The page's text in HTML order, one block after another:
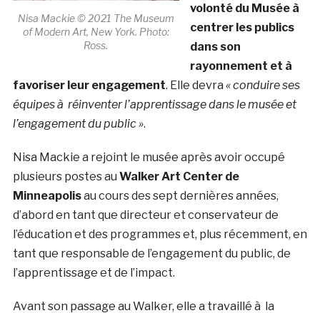
Nisa Mackie © 2021 The Museum
of Modern Art, New York. Photo:
Ross.
volonté du Musée à
centrer les publics
dans son
rayonnement et à
favoriser leur engagement. Elle devra « conduire ses
équipes à réinventer l’apprentissage dans le musée et
l’engagement du public ».
Nisa Mackie a rejoint le musée après avoir occupé
plusieurs postes au Walker Art Center de
Minneapolisau cours des sept dernières années,
d’abord en tant que directeur et conservateur de
l’éducation et des programmes et, plus récemment, en
tant que responsable de l’engagement du public, de
l’apprentissage et de l’impact.
Avant son passage au Walker, elle a travaillé à la